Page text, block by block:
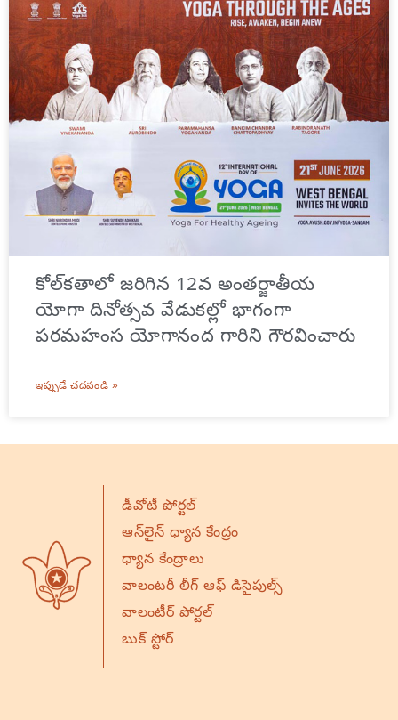
కోల్‌కతాలో జరిగిన 12వ అంతర్జాతీయ
యోగా దినోత్సవ వేడుకల్లో భాగంగా
పరమహంస యోగానంద గారిని గౌరవించారు
ఇప్పుడే చదవండి »
డీవోటీ పోర్టల్
ఆన్‌లైన్ ధ్యాన కేంద్రం
ధ్యాన కేంద్రాలు
వాలంటరీ లీగ్ ఆఫ్ డిసైపుల్స్
వాలంటీర్ పోర్టల్
బుక్ స్టోర్